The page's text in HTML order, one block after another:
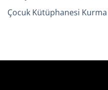
Çocuk Kütüphanesi